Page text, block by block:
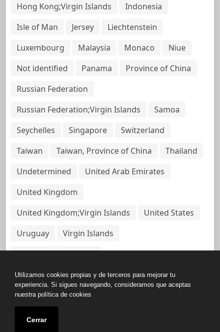
Hong Kong;Virgin Islands
Indonesia
Isle of Man
Jersey
Liechtenstein
Luxembourg
Malaysia Monaco
Niue
Not identified
Panama
Province of China
Russian Federation
Russian Federation;Virgin Islands
Samoa
Seychelles
Singapore
Switzerland
Taiwan
Taiwan, Province of China
Thailand
Undetermined
United Arab Emirates
United Kingdom
United Kingdom;Virgin Islands
United States
Uruguay
Virgin Islands
Virgin Islands, British
Copyright © All rights reserved.
Utilizamos cookies propias y de terceros para mejorar tu
experiencia. Si sigues navegando, consideramos que aceptas
nuestra política de cookies
Cerrar